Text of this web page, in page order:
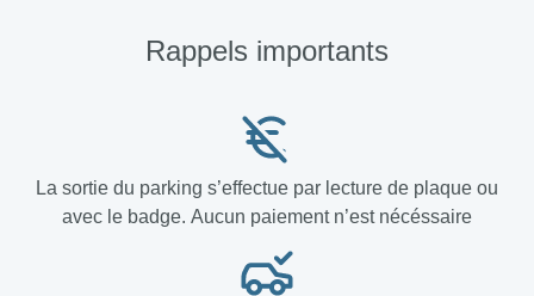
Rappels importants
La sortie du parking s’effectue par lecture de plaque ou
avec le badge. Aucun paiement n’est nécéssaire